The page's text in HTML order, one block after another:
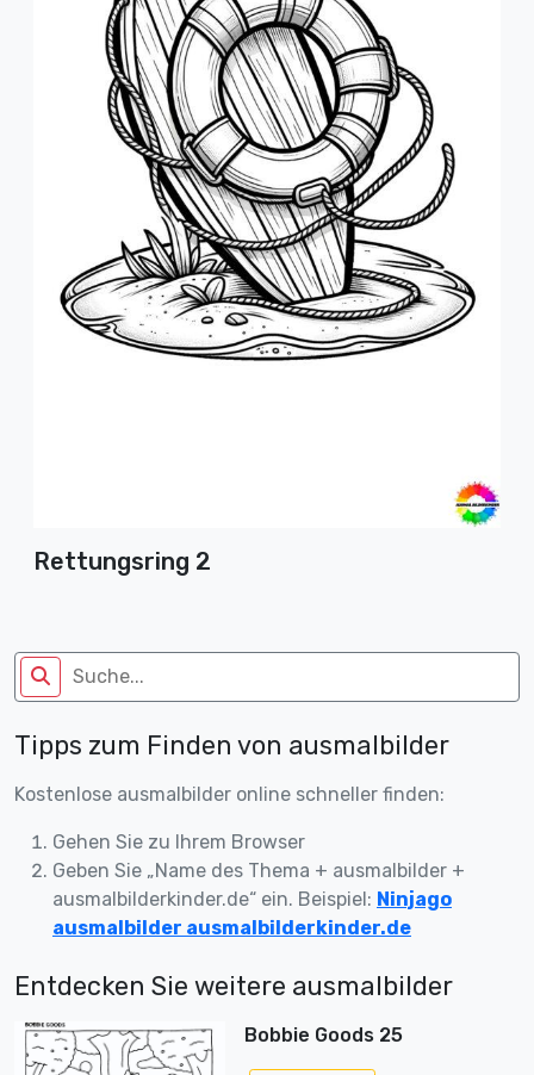
Rettungsring 2
Tipps zum Finden von ausmalbilder
Kostenlose ausmalbilder online schneller finden:
Gehen Sie zu Ihrem Browser
Geben Sie „Name des Thema + ausmalbilder +
ausmalbilderkinder.de“ ein. Beispiel: Ninjago
ausmalbilder ausmalbilderkinder.de
Entdecken Sie weitere ausmalbilder
Bobbie Goods 25